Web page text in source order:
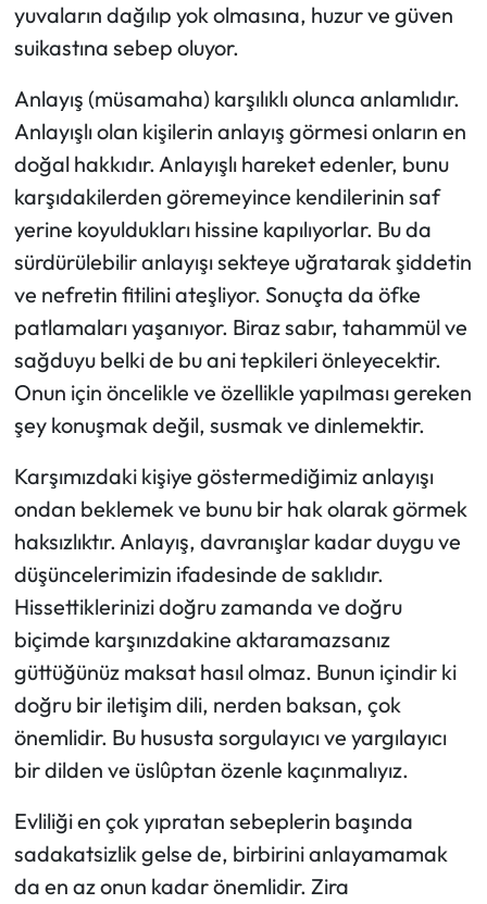
yuvaların dağılıp yok olmasına, huzur ve güven
suikastına sebep oluyor.
Anlayış (müsamaha) karşılıklı olunca anlamlıdır.
Anlayışlı olan kişilerin anlayış görmesi onların en
doğal hakkıdır. Anlayışlı hareket edenler, bunu
karşıdakilerden göremeyince kendilerinin saf
yerine koyuldukları hissine kapılıyorlar. Bu da
sürdürülebilir anlayışı sekteye uğratarak şiddetin
ve nefretin fitilini ateşliyor. Sonuçta da öfke
patlamaları yaşanıyor. Biraz sabır, tahammül ve
sağduyu belki de bu ani tepkileri önleyecektir.
Onun için öncelikle ve özellikle yapılması gereken
şey konuşmak değil, susmak ve dinlemektir.
Karşımızdaki kişiye göstermediğimiz anlayışı
ondan beklemek ve bunu bir hak olarak görmek
haksızlıktır. Anlayış, davranışlar kadar duygu ve
düşüncelerimizin ifadesinde de saklıdır.
Hissettiklerinizi doğru zamanda ve doğru
biçimde karşınızdakine aktaramazsanız
güttüğünüz maksat hasıl olmaz. Bunun içindir ki
doğru bir iletişim dili, nerden baksan, çok
önemlidir. Bu hususta sorgulayıcı ve yargılayıcı
bir dilden ve üslûptan özenle kaçınmalıyız.
Evliliği en çok yıpratan sebeplerin başında
sadakatsizlik gelse de, birbirini anlayamamak
da en az onun kadar önemlidir. Zira
Spor Yazıları
Mektup Galeri
Ekonomi
Sağlık
Turizm
Teknoloji